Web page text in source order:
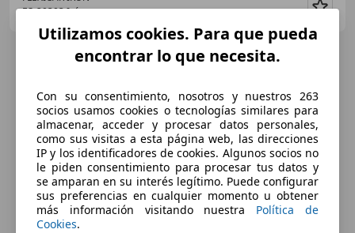
ES-20303 Irún
Utilizamos cookies. Para que pueda
encontrar lo que necesita.
Con su consentimiento, nosotros y nuestros 263
socios usamos cookies o tecnologías similares para
almacenar, acceder y procesar datos personales,
como sus visitas a esta página web, las direcciones
IP y los identificadores de cookies. Algunos socios no
le piden consentimiento para procesar tus datos y
se amparan en su interés legítimo. Puede configurar
sus preferencias en cualquier momento u obtener
más información visitando nuestra Política de
Cookies.